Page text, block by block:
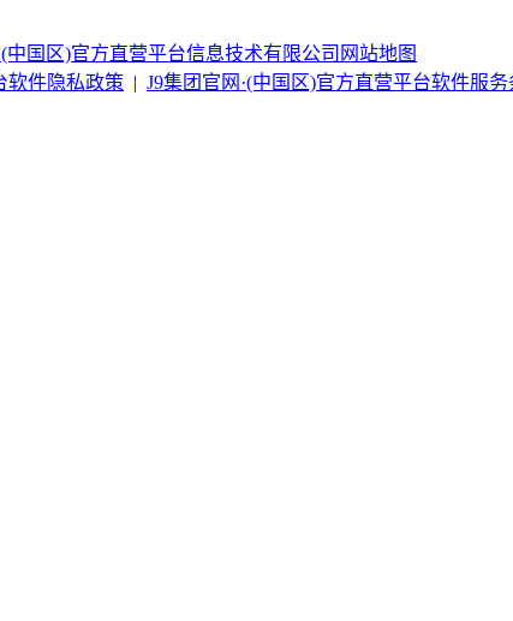
中国区)官方直营平台信息技术有限公司 网站地图
软件隐私政策
J9集团官网·(中国区)官方直营平台软件服务